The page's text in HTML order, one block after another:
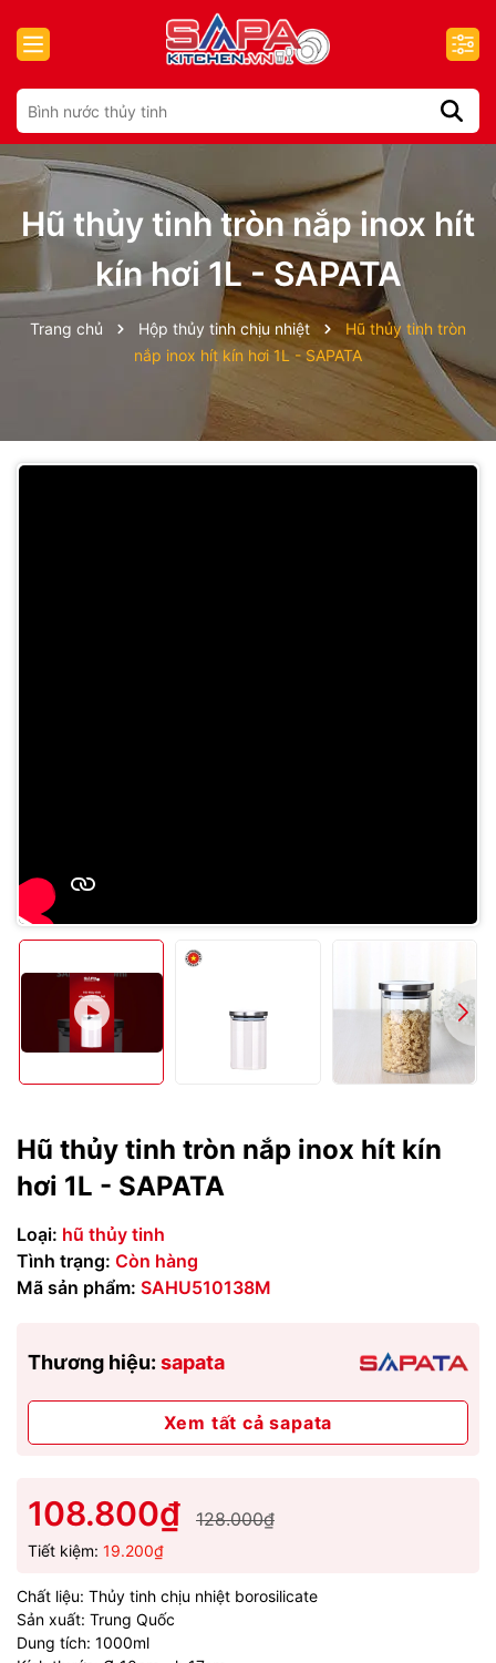
Hũ thủy tinh tròn nắp inox hít
kín hơi 1L - SAPATA
Trang chủ Hộp thủy tinh chịu nhiệt
Hũ thủy tinh tròn
nắp inox hít kín hơi 1L - SAPATA
Hũ thủy tinh tròn nắp inox hít kín
hơi 1L - SAPATA
Loại: hũ thủy tinh
Tình trạng: Còn hàng
Mã sản phẩm: SAHU510138M
Thương hiệu: sapata
Xem tất cả sapata
108.800₫ 128.000₫
Tiết kiệm: 19.200₫
Chất liệu: Thủy tinh chịu nhiệt borosilicate
Sản xuất: Trung Quốc
Dung tích: 1000ml